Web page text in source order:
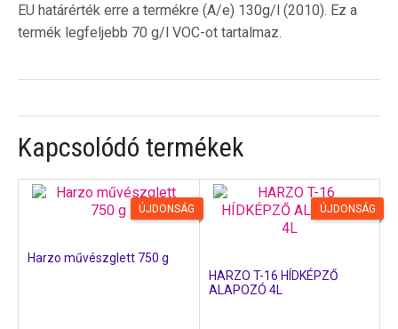
EU határérték erre a termékre (A/e) 130g/l (2010). Ez a
termék legfeljebb 70 g/l VOC-ot tartalmaz.
Kapcsolódó termékek
ÚJDONSÁG
Harzo művészglett 750 g
ÚJDONSÁG
HARZO T-16 HÍDKÉPZŐ
ALAPOZÓ 4L